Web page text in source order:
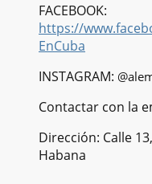
FACEBOOK:
https://
EnCuba
INSTAGRAM:
Contactar con la
Dirección: Calle
Habana